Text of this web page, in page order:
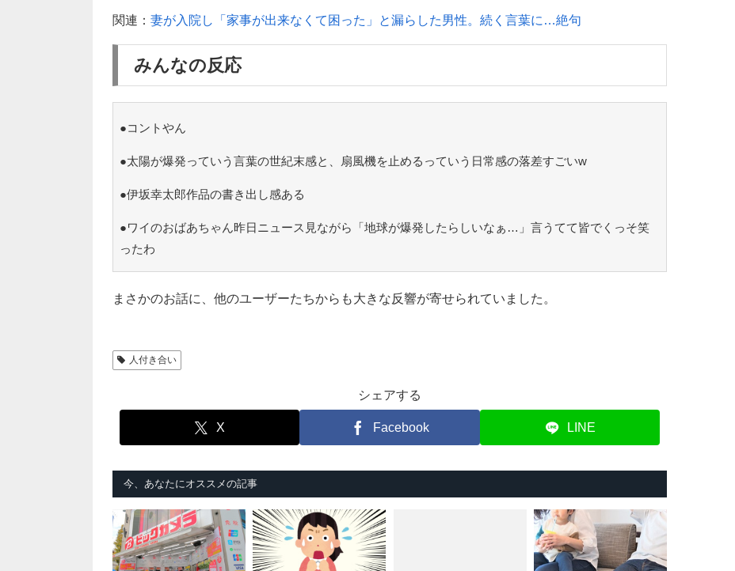
関連： 妻が入院し「家事が出来なくて困った」と漏らした男性。続く言葉に…絶句
みんなの反応
●コントやん
●太陽が爆発っていう言葉の世紀末感と、扇風機を止めるっていう日常感の落差すごいw
●伊坂幸太郎作品の書き出し感ある
●ワイのおばあちゃん昨日ニュース見ながら「地球が爆発したらしいなぁ…」言うてて皆でくっそ笑
ったわ
まさかのお話に、他のユーザーたちからも大きな反響が寄せられていました。
人付き合い
シェアする
X Facebook LINE
今、あなたにオススメの記事